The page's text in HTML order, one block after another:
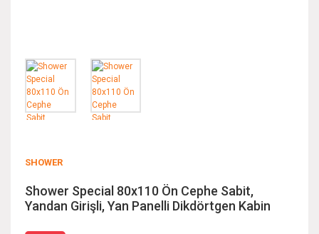
SHOWER
Shower Special 80x110 Ön Cephe Sabit,
Yandan Girişli, Yan Panelli Dikdörtgen Kabin